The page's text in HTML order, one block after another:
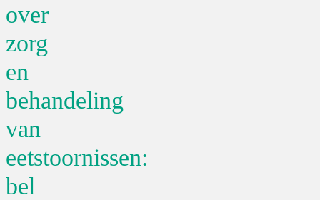
over
zorg
en
behandeling
van
eetstoornissen:
bel